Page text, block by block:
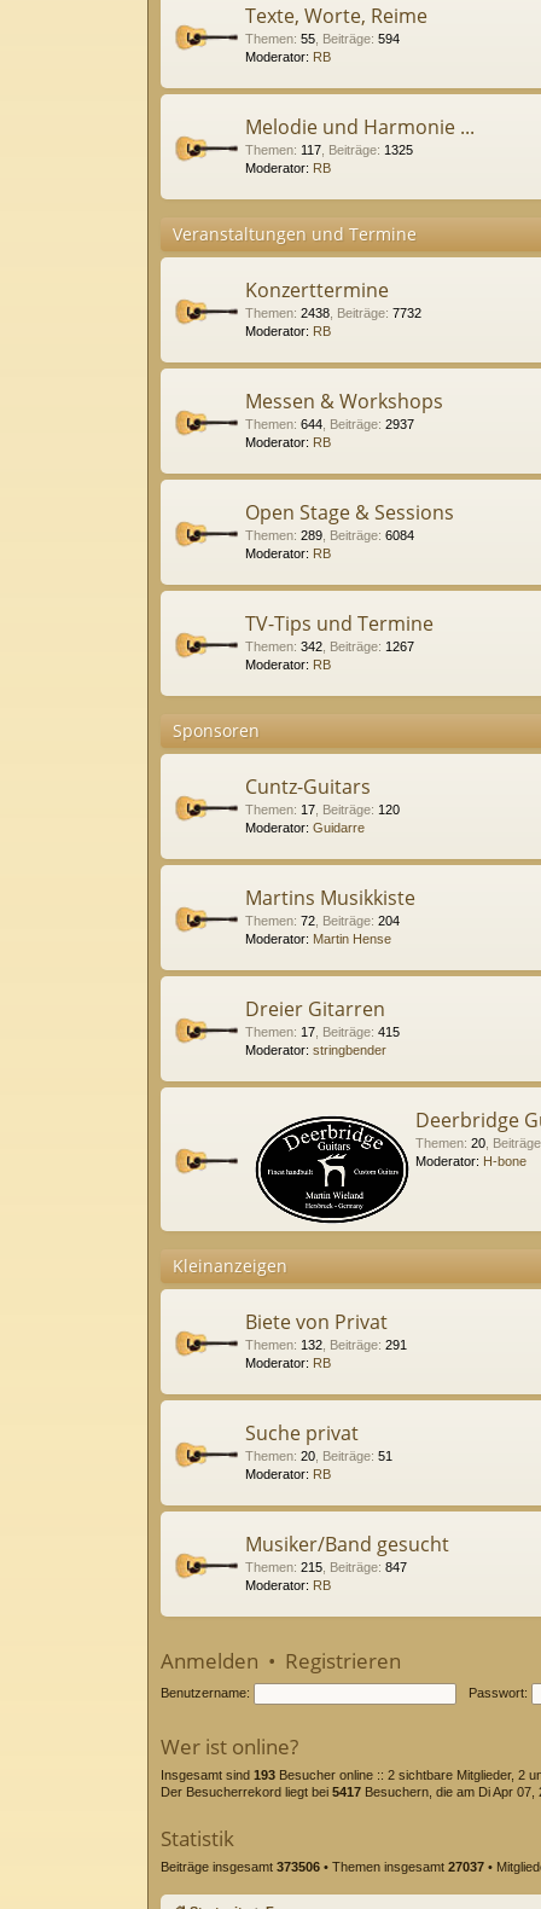
Texte, Worte, Reime
Themen: 55 Beiträge: 594
Moderator: RB
Melodie und Harmonie ...
Themen: 117 Beiträge: 1325
Moderator: RB
Veranstaltungen und Termine
Konzerttermine
Themen: 2438 Beiträge: 7732
Moderator: RB
Messen & Workshops
Themen: 644 Beiträge: 2937
Moderator: RB
Open Stage & Sessions
Themen: 289 Beiträge: 6084
Moderator: RB
TV-Tips und Termine
Themen: 342 Beiträge: 1267
Moderator: RB
Sponsoren
Cuntz-Guitars
Themen: 17 Beiträge: 120
Moderator: Guidarre
Martins Musikkiste
Themen: 72 Beiträge: 204
Moderator: Martin Hense
Dreier Gitarren
Themen: 17 Beiträge: 415
Moderator: stringbender
Deerbridge
Themen: 20 Beiträge
Moderator: H-bone
Kleinanzeigen
Biete von Privat
Themen: 132 Beiträge: 291
Moderator: RB
Suche privat
Themen: 20 Beiträge: 51
Moderator: RB
Musiker/Band gesucht
Themen: 215 Beiträge: 847
Moderator: RB
Anmelden • Registrieren
Benutzername: Passwort:
Wer ist online?
Insgesamt sind 193 Besucher online :: 2 sichtbare Mitglieder, 2
Der Besucherrekord liegt bei 5417 Besuchern, die am Di Apr 07,
Statistik
Beiträge insgesamt 373506 • Themen insgesamt 27037 •